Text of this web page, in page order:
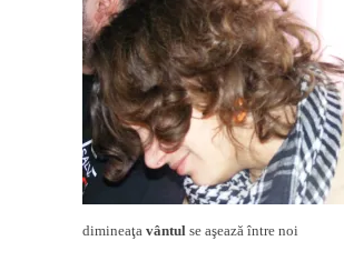
dimineaţa vântul se aşează între noi